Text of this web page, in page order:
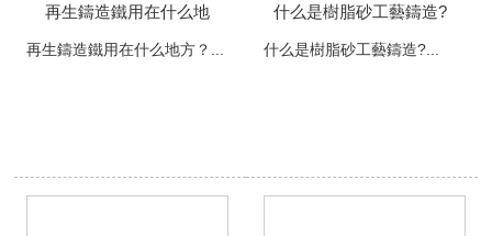
再生鑄造鐵用在什么地
再生鑄造鐵用在什么地方？...
什么是樹脂砂工藝鑄造?
什么是樹脂砂工藝鑄造?...